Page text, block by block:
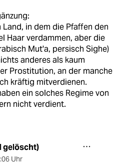
in dem die Pfaffen den
Haar verdammen, aber die
Mut'a, persisch Sighe)
anderes als kaum
Prostitution, an der manche
kräftig mitverdienen.
ein solches Regime von
nicht verdient.
gelöscht)
Uhr